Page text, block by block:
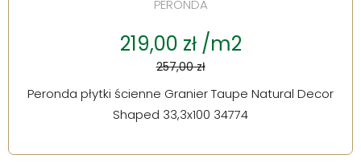
PERONDA
219,00 zł /m2
257,00 zł
Peronda płytki ścienne Granier Taupe Natural Decor
Shaped 33,3x100 34774